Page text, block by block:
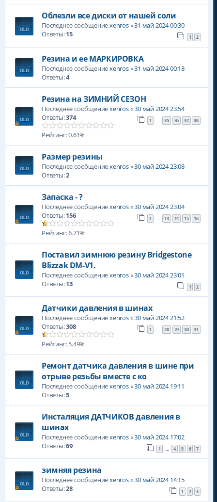
Облезли все диски от нашей соли
Последнее сообщениеxenros«31 май 2024 00:30
Ответы:15 1 2
Резина и ее МАРКИРОВКА
Последнее сообщениеxenros«31 май 2024 00:18
Ответы:4
Резина на ЗИМНИЙ СЕЗОН
Последнее сообщениеxenros«30 май 2024 23:54
Ответы:374 1 … 35 36 37 38
Рейтинг: 0.61%
Размер резины
Последнее сообщениеxenros«30 май 2024 23:08
Ответы:2
Запаска - ?
Последнее сообщениеxenros«30 май 2024 23:04
Ответы:156 1 … 13 14 15 16
Рейтинг: 6.71%
Поставил зимнюю резину Bridgestone
Blizzak DM-V1.
Последнее сообщениеxenros«30 май 2024 23:01
Ответы:13 1 2
Датчики давления в шинах
Последнее сообщениеxenros«30 май 2024 21:52
Ответы:308 1 … 28 29 30 31
Рейтинг: 5.49%
Ремонт датчика давления в шине при
отрыве резьбы вместе с ко
Последнее сообщениеxenros«30 май 2024 19:11
Ответы:5
Инсталяция ДАТЧИКОВ давления в
шинах
Последнее сообщениеxenros«30 май 2024 17:02
Ответы:69 1 … 4 5 6 7
зимняя резина
Последнее сообщениеxenros«30 май 2024 14:15
Ответы:28 1 2 3